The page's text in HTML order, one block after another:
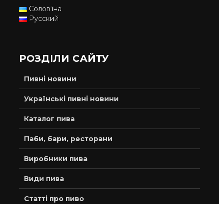
Солов'їна
Русский
РОЗДІЛИ САЙТУ
Пивні новини
Українські пивні новини
Каталог пива
Паби, бари, ресторани
Виробники пива
Види пива
Статті про пиво